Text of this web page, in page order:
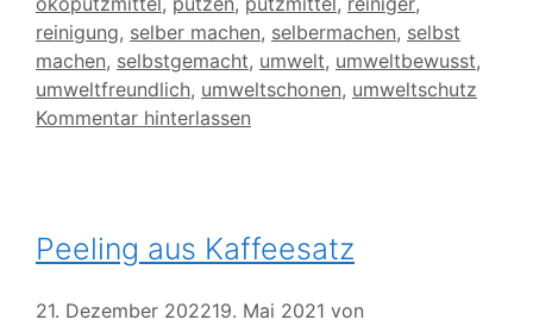
reinigung, selber machen, selbermachen, selbst
machen, selbstgemacht, umwelt, umweltbewusst,
umweltfreundlich, umweltschonen, umweltschutz
Kommentar hinterlassen
Peeling aus Kaffeesatz
21. Dezember 202219. Mai 2021 von